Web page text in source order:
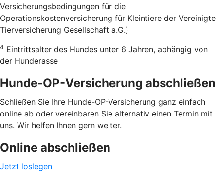
Versicherungsbedingungen für die
Operationskostenversicherung für Kleintiere der Vereinigte
Tierversicherung Gesellschaft a.G.)
4 Eintrittsalter des Hundes unter 6 Jahren, abhängig von
der Hunderasse
Hunde-OP-Versicherung abschließen
Schließen Sie Ihre Hunde-OP-Versicherung ganz einfach
online ab oder vereinbaren Sie alternativ einen Termin mit
uns. Wir helfen Ihnen gern weiter.
Online abschließen
Jetzt loslegen